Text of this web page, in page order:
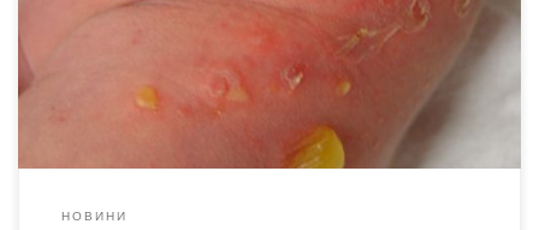
лікаря. Адже у вас – гнійно-запальне захворювання шкіри –
піодермія. Найчастіше на це захворювання, зокрема, на
імпетиго (різновид піодермії), хворіють діти та жінки. Цьому
сприяє те, що […]
НОВИНИ